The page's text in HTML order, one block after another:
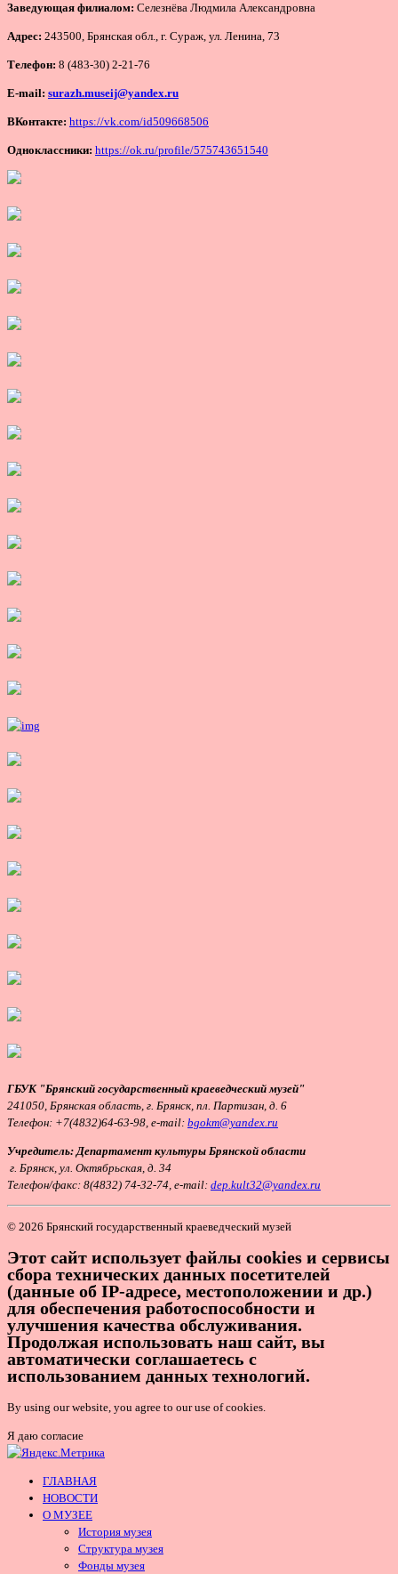
Заведующая филиалом: Селезнёва Людмила Александровна
Адрес: 243500, Брянская обл., г. Сураж, ул. Ленина, 73
Телефон: 8 (483-30) 2-21-76
E-mail: surazh.museij@yandex.ru
ВКонтакте: https://vk.com/id509668506
Одноклассники: https://ok.ru/profile/575743651540
ГБУК "Брянский государственный краеведческий музей"
241050, Брянская область, г. Брянск, пл. Партизан, д. 6
Телефон: +7(4832)64-63-98, e-mail: bgokm@yandex.ru
Учредитель: Департамент культуры Брянской области
г. Брянск, ул. Октябрьская, д. 34
Телефон/факс: 8(4832) 74-32-74, e-mail: dep.kult32@yandex.ru
© 2026 Брянский государственный краеведческий музей
Этот сайт использует файлы cookies и сервисы
сбора технических данных посетителей
(данные об IP-адресе, местоположении и др.)
для обеспечения работоспособности и
улучшения качества обслуживания.
Продолжая использовать наш сайт, вы
автоматически соглашаетесь с
использованием данных технологий.
By using our website, you agree to our use of cookies.
Я даю согласие
ГЛАВНАЯ
НОВОСТИ
О МУЗЕЕ
История музея
Структура музея
Фонды музея